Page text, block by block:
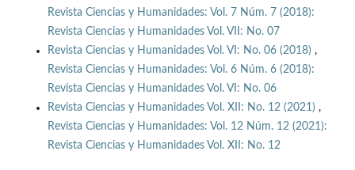
Revista Ciencias y Humanidades: Vol. 7 Núm. 7 (2018):
Revista Ciencias y Humanidades Vol. VII: No. 07
Revista Ciencias y Humanidades Vol. VI: No. 06 (2018) ,
Revista Ciencias y Humanidades: Vol. 6 Núm. 6 (2018):
Revista Ciencias y Humanidades Vol. VI: No. 06
Revista Ciencias y Humanidades Vol. XII: No. 12 (2021) ,
Revista Ciencias y Humanidades: Vol. 12 Núm. 12 (2021):
Revista Ciencias y Humanidades Vol. XII: No. 12